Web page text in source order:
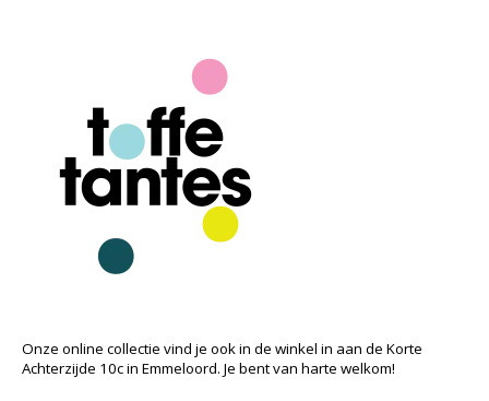
Onze online collectie vind je ook in de winkel in aan de Korte
Achterzijde 10c in Emmeloord. Je bent van harte welkom!